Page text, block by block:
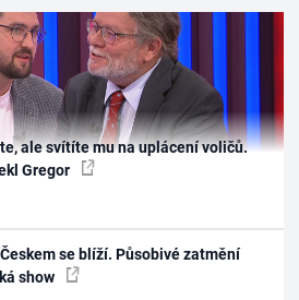
ale svítíte mu na uplácení voličů.
Gregor
se blíží. Působivé zatmění
show